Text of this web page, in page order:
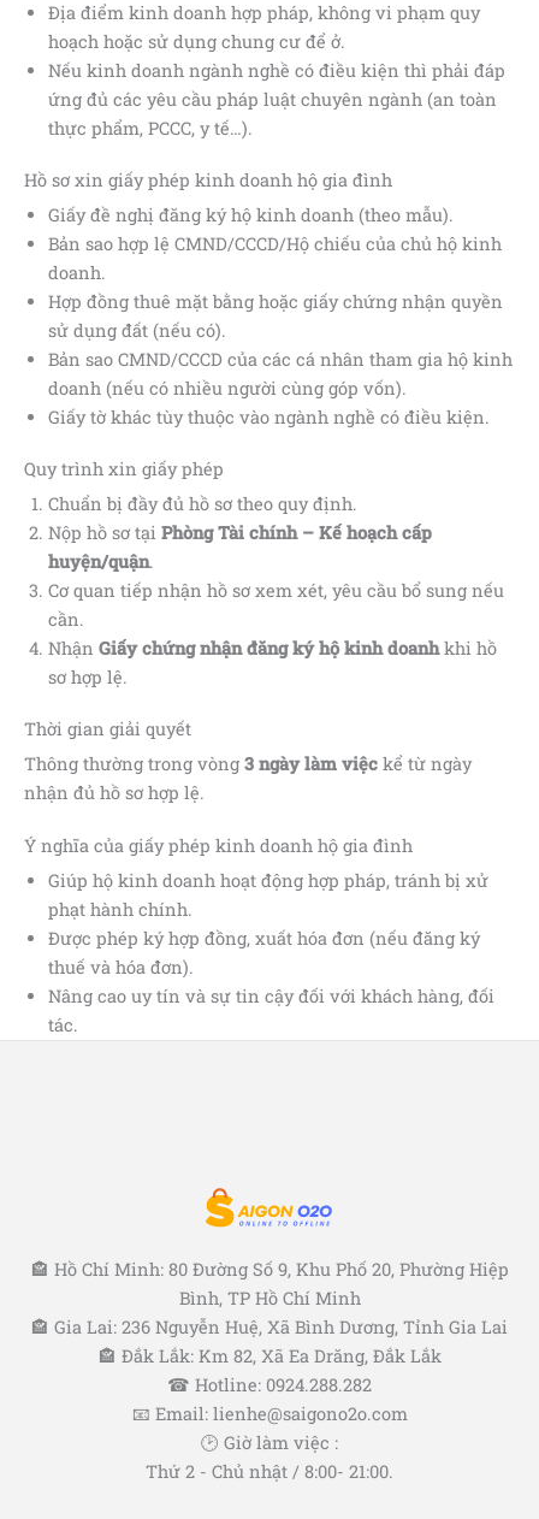
Địa điểm kinh doanh hợp pháp, không vi phạm quy
hoạch hoặc sử dụng chung cư để ở.
Nếu kinh doanh ngành nghề có điều kiện thì phải đáp
ứng đủ các yêu cầu pháp luật chuyên ngành (an toàn
thực phẩm, PCCC, y tế…).
Hồ sơ xin giấy phép kinh doanh hộ gia đình
Giấy đề nghị đăng ký hộ kinh doanh (theo mẫu).
Bản sao hợp lệ CMND/CCCD/Hộ chiếu của chủ hộ kinh
doanh.
Hợp đồng thuê mặt bằng hoặc giấy chứng nhận quyền
sử dụng đất (nếu có).
Bản sao CMND/CCCD của các cá nhân tham gia hộ kinh
doanh (nếu có nhiều người cùng góp vốn).
Giấy tờ khác tùy thuộc vào ngành nghề có điều kiện.
Quy trình xin giấy phép
Chuẩn bị đầy đủ hồ sơ theo quy định.
Nộp hồ sơ tại Phòng Tài chính – Kế hoạch cấp
huyện/quận.
Cơ quan tiếp nhận hồ sơ xem xét, yêu cầu bổ sung nếu
cần.
Nhận Giấy chứng nhận đăng ký hộ kinh doanhkhi hồ
sơ hợp lệ.
Thời gian giải quyết
Thông thường trong vòng 3 ngày làm việc kể từ ngày
nhận đủ hồ sơ hợp lệ.
Ý nghĩa của giấy phép kinh doanh hộ gia đình
Giúp hộ kinh doanh hoạt động hợp pháp, tránh bị xử
phạt hành chính.
Được phép ký hợp đồng, xuất hóa đơn (nếu đăng ký
thuế và hóa đơn).
Nâng cao uy tín và sự tin cậy đối với khách hàng, đối
tác.
🏤 Hồ Chí Minh: 80 Đường Số 9, Khu Phố 20, Phường Hiệp
Bình, TP Hồ Chí Minh
🏤 Gia Lai: 236 Nguyễn Huệ, Xã Bình Dương, Tỉnh Gia Lai
🏤 Đắk Lắk: Km 82, Xã Ea Drăng, Đắk Lắk
☎ Hotline: 0924.288.282
📧 Email: lienhe@saigono2o.com
🕑 Giờ làm việc :
Thứ 2 - Chủ nhật / 8:00- 21:00.